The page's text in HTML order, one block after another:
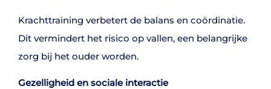
Krachttraining verbetert de balans en coördinatie.
Dit vermindert het risico op vallen, een belangrijke
zorg bij het ouder worden.
Gezelligheid en sociale interactie